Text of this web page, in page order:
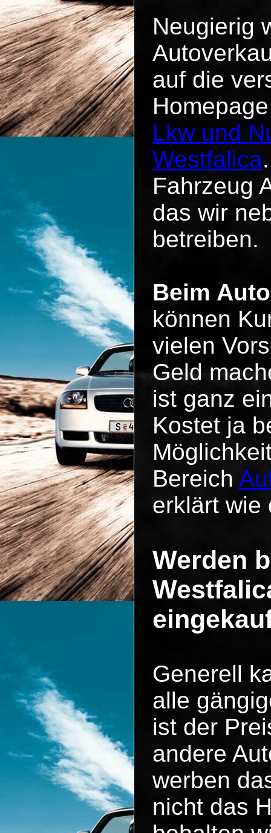
Neugierig
auf die
Lkw und
Westfalica
Fahrzeug
das wir
betreiben.
Beim
können
vielen
Geld
ist ganz
Kostet ja
Bereich
erklärt wie
Werden
Generell
alle
ist der
andere
werben
nicht das